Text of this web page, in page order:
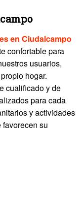
en Ciudalcampo
confortable para
usuarios,
hogar.
cualificado y de
para cada
y actividades
su